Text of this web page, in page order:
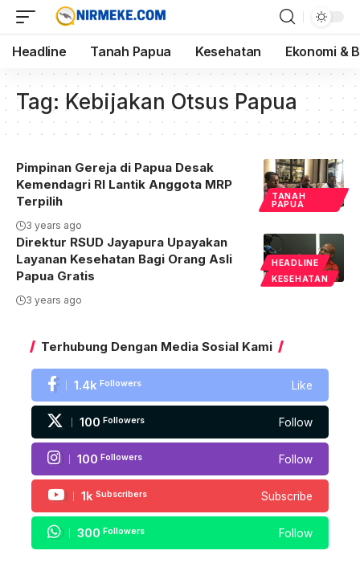
Headline Tanah Papua Kesehatan Ekonomi &
Tag: Kebijakan Otsus Papua
TANAH
PAPUA
Pimpinan Gereja di Papua Desak
Kemendagri RI Lantik Anggota MRP
Terpilih
3 years ago
HEADLINE
KESEHATAN
Direktur RSUD Jayapura Upayakan
Layanan Kesehatan Bagi Orang Asli
Papua Gratis
3 years ago
Terhubung Dengan Media Sosial Kami
1.4k Followers Like
100 Followers Follow
100 Followers Follow
1k Subscribers Subscribe
300 Followers Follow